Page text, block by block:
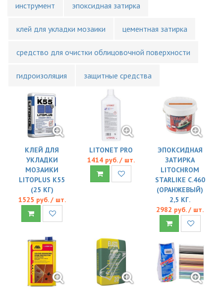
инструмент эпоксидная затирка
клей для укладки мозаики цементная затирка
средство для очистки облицовочной поверхности
гидроизоляция защитные средства
КЛЕЙ ДЛЯ
УКЛАДКИ
МОЗАИКИ
LITOPLUS K55
(25 КГ)
1525 руб. / шт.
LITONET PRO
1414 руб. / шт.
ЭПОКСИДНАЯ
ЗАТИРКА
LITOCHROM
STARLIKE C.460
(ОРАНЖЕВЫЙ)
2,5 КГ.
2982 руб. / шт.